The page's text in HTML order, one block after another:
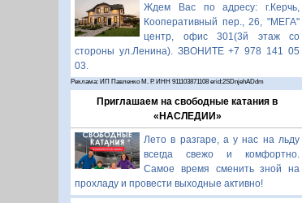
Ждем Вас по адресу: г.Керчь,
Кооперативный пер., 26, "МЕГА"
центр, офис 301(3й этаж со
стороны ул.Ленина). ЗВОНИТЕ +7 978 141 05
03.
Реклама: ИП Павленко М. Р. ИНН 911103871108 erid:2SDnjehADdm
Приглашаем на свободные катания в
«НАСЛЕДИИ»
Лето в разгаре, а у нас на льду
всегда свежо и комфортно.
Самое время сменить зной на
прохладу и провести выходные активно!